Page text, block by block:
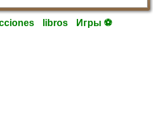
libros Игры ⚽